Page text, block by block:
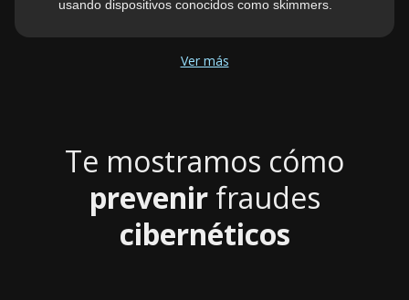
usando dispositivos conocidos como skimmers.
Ver más
Te mostramos cómo
prevenirfraudes
cibernéticos